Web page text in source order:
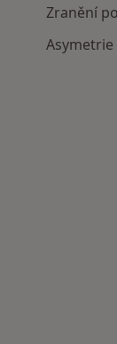
Zranění